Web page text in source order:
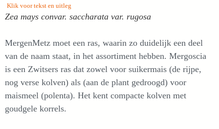
Klik voor tekst en uitleg
Zea mays convar. saccharata var. rugosa
MergenMetz moet een ras, waarin zo duidelijk een deel
van de naam staat, in het assortiment hebben. Mergoscia
is een Zwitsers ras dat zowel voor suikermais (de rijpe,
nog verse kolven) als (aan de plant gedroogd) voor
maismeel (polenta). Het kent compacte kolven met
goudgele korrels.